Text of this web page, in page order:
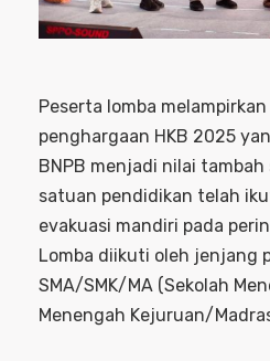
Peserta lomba
penghargaan HKB 2025
BNPB menjadi nilai
satuan pendidikan telah
evakuasi mandiri pada
Lomba diikuti oleh jenjang
SMA/SMK/MA (Sekolah
Menengah Kejuruan/